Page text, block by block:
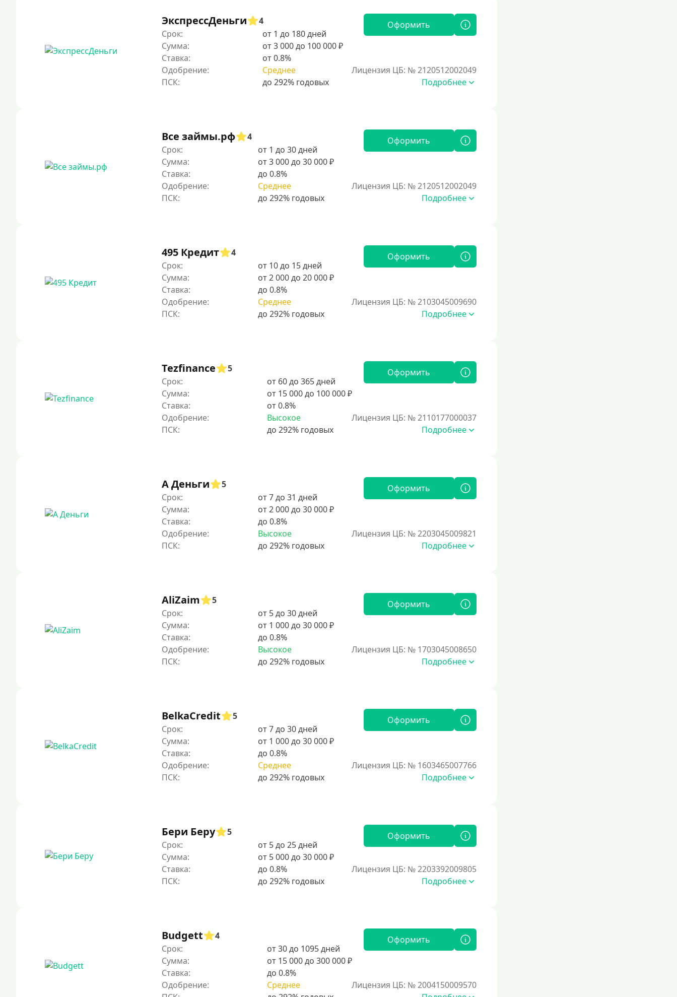
ЭкспрессДеньги
4
Срок:
от 1 до 180 дней
Сумма:
от 3 000 до 100 000 ₽
Ставка:
от 0.8%
Одобрение:
Среднее
Оформить
Лицензия ЦБ: № 2120512002049
Подробнее
Все займы.рф
4
Срок:
от 1 до 30 дней
Сумма:
от 3 000 до 30 000 ₽
Ставка:
до 0.8%
Одобрение:
Среднее
Оформить
Лицензия ЦБ: № 2120512002049
Подробнее
495 Кредит
4
Срок:
от 10 до 15 дней
Сумма:
от 2 000 до 20 000 ₽
Ставка:
до 0.8%
Одобрение:
Среднее
Оформить
Лицензия ЦБ: № 2103045009690
Подробнее
Tezfinance
5
Срок:
от 60 до 365 дней
Сумма:
от 15 000 до 100 000 ₽
Ставка:
от 0.8%
Одобрение:
Высокое
Оформить
Лицензия ЦБ: № 2110177000037
Подробнее
А Деньги
5
Срок:
от 7 до 31 дней
Сумма:
от 2 000 до 30 000 ₽
Ставка:
до 0.8%
Одобрение:
Высокое
Оформить
Лицензия ЦБ: № 2203045009821
Подробнее
AliZaim
5
Срок:
от 5 до 30 дней
Сумма:
от 1 000 до 30 000 ₽
Ставка:
до 0.8%
Одобрение:
Высокое
Оформить
Лицензия ЦБ: № 1703045008650
Подробнее
BelkaCredit
5
Срок:
от 7 до 30 дней
Сумма:
от 1 000 до 30 000 ₽
Ставка:
до 0.8%
Одобрение:
Среднее
Оформить
Лицензия ЦБ: № 1603465007766
Подробнее
Бери Беру
5
Срок:
от 5 до 25 дней
Сумма:
от 5 000 до 30 000 ₽
Ставка:
до 0.8%
Оформить
Лицензия ЦБ: № 2203392009805
Подробнее
Budgett
4
Срок:
от 30 до 1095 дней
Сумма:
от 15 000 до 300 000 ₽
Ставка:
до 0.8%
Одобрение:
Среднее
Оформить
Лицензия ЦБ: № 2004150009570